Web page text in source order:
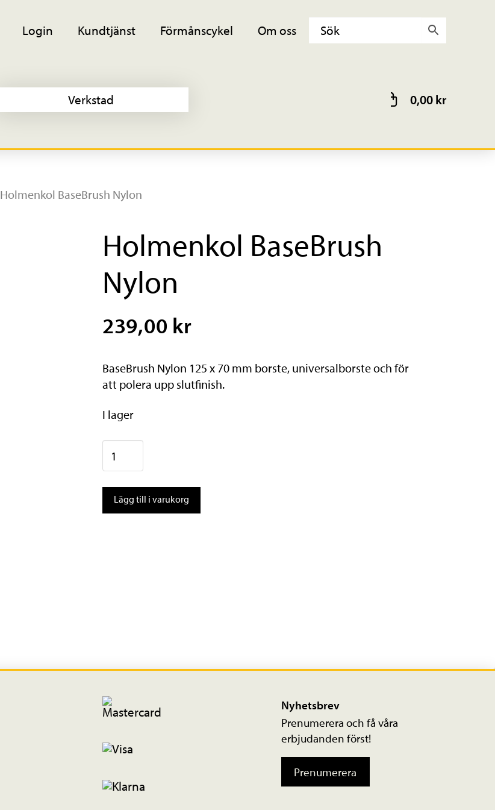
Login Kundtjänst Förmånscykel Om oss
Verkstad 0,00kr
Holmenkol BaseBrush Nylon
Holmenkol BaseBrush
Nylon
239,00 kr
BaseBrush Nylon 125 x 70 mm borste, universalborste och för
att polera upp slutfinish.
I lager
Holmenkol
BaseBrush
Nylon
mängd
Lägg till i varukorg
Nyhetsbrev
Prenumerera och få våra
erbjudanden först!
Prenumerera